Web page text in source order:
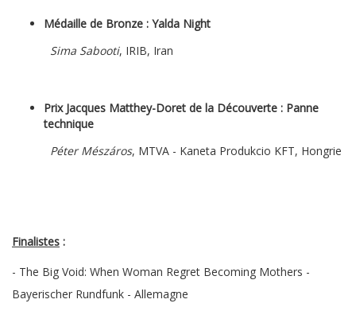
Médaille de Bronze : Yalda Night
Sima Sabooti, IRIB, Iran
Prix Jacques Matthey-Doret de la Découverte : Panne
technique
Péter Mészáros, MTVA - Kaneta Produkcio KFT, Hongrie
Finalistes :
- The Big Void: When Woman Regret Becoming Mothers -
Bayerischer Rundfunk - Allemagne